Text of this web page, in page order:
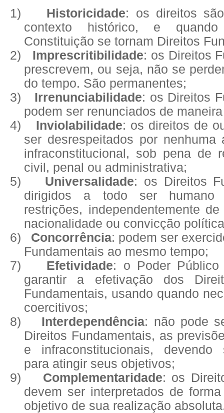
1) Historicidade: os direitos
contexto histórico, e
Constituição se tornam Direitos
2)
Imprescritibilidade: os Direitos
prescrevem, ou seja, não se
do tempo. São permanentes;
3)
Irrenunciabilidade: os Direitos
podem ser renunciados de
4)
Inviolabilidade: os direitos de
ser desrespeitados por nenhuma
infraconstitucional, sob pena de
civil, penal ou administrativa;
5)
Universalidade: os Direitos
dirigidos a todo ser
restrições, independentemente
nacionalidade ou convicção
6)
Concorrência: podem ser
Fundamentais ao mesmo tempo;
7)
Efetividade: o Poder
garantir a efetivação dos
Fundamentais, usando quando
coercitivos;
8)
Interdependência: não pode
Direitos Fundamentais, as
e infraconstitucionais, devendo
para atingir seus objetivos;
9)
Complementaridade: os
devem ser interpretados de
objetivo de sua realização